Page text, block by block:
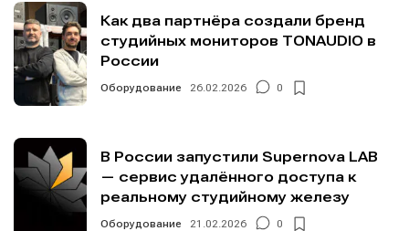
Как два партнёра создали бренд
студийных мониторов TONAUDIO в
России
Оборудование 26.02.2026 0
В России запустили Supernova LAB
— сервис удалённого доступа к
реальному студийному железу
Оборудование 21.02.2026 0